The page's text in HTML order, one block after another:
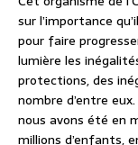
sur l’importance
pour faire
lumière les
protections, des
nombre d’entre
nous avons été en
millions d’enfants,